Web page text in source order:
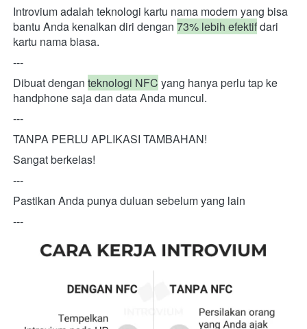
Introvium adalah teknologi kartu nama modern yang bisa
bantu Anda kenalkan diri dengan 73% lebih efektif dari
kartu nama biasa.
---
Dibuat dengan teknologi NFC yang hanya perlu tap ke
handphone saja dan data Anda muncul.
---
TANPA PERLU APLIKASI TAMBAHAN!
Sangat berkelas!
---
Pastikan Anda punya duluan sebelum yang lain
---